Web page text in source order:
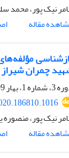
نیک پور، محمد
مقاله
چمران شیراز
1، بهار 1399، صفحه
نیک پور، منصوره
مقاله